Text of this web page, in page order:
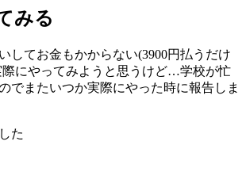
みる
してお金もかからない(3900円払うだけ
際にやってみようと思うけど…学校が忙
でまたいつか実際にやった時に報告しま
た